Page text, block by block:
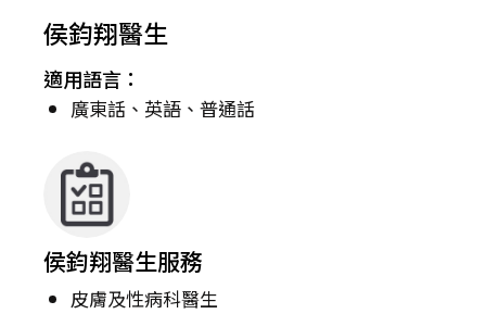
侯鈞翔醫生
適用語言：
廣東話、英語、普通話
侯鈞翔醫生服務
皮膚及性病科醫生